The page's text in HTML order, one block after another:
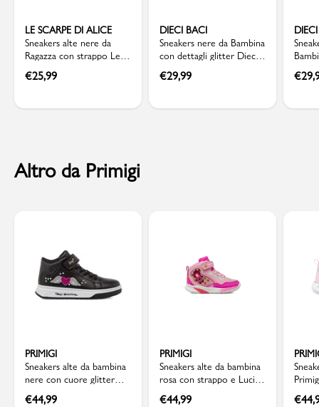
LE SCARPE DI ALICE
Sneakers alte nere da
Ragazza con strappo Le
scarpe di Alice
€25,99
DIECI BACI
Sneakers nere da Bambina
con dettagli glitter Dieci
Baci
€29,99
Baci
€
Altro da Primigi
PRIMIGI
Sneakers alte da bambina
nere con cuore glitter
Primigi
€44,99
PRIMIGI
Sneakers alte da bambina
rosa con strappo e Luci
Primigi
€44,99 €